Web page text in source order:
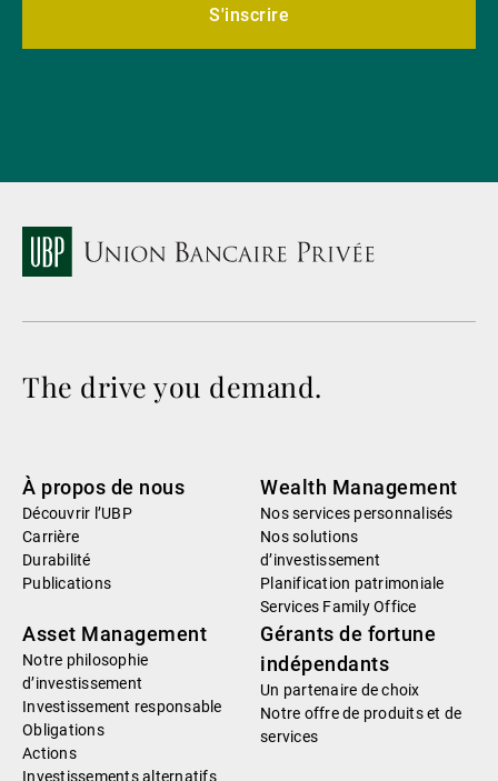
S'inscrire
The drive you demand.
À propos de nous
Découvrir l’UBP
Carrière
Durabilité
Publications
Wealth Management
Nos services personnalisés
Nos solutions
d’investissement
Planification patrimoniale
Services Family Office
Asset Management
Notre philosophie
d’investissement
Investissement responsable
Obligations
Actions
Investissements alternatifs
Gérants de fortune
indépendants
Un partenaire de choix
Notre offre de produits et de
services